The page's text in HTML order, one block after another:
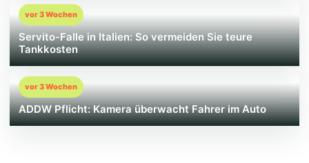
vor 3 Wochen
Servito-Falle in Italien: So vermeiden Sie teure
Tankkosten
vor 3 Wochen
ADDW Pflicht: Kamera überwacht Fahrer im Auto